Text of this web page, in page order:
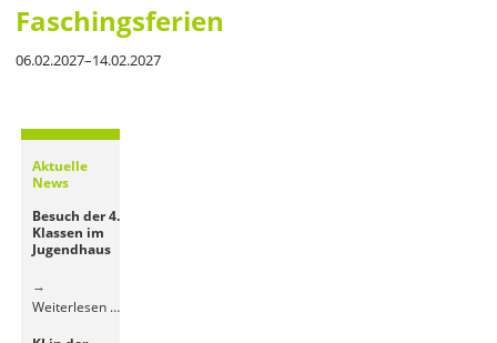
Faschingsferien
06.02.2027–14.02.2027
Aktuelle
News
Besuch der 4.
Klassen im
Jugendhaus
Weiterlesen …Besuch